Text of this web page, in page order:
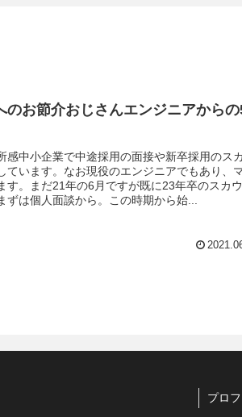
のお節介おじさんエンジニアから
感中小企業で中途採用の面接や新卒採用のス
ています。なお現役のエンジニアでもあり、
す。まだ21年の6月ですが既に23年卒のスカ
ずは個人面談から。この時期から始...
プロ